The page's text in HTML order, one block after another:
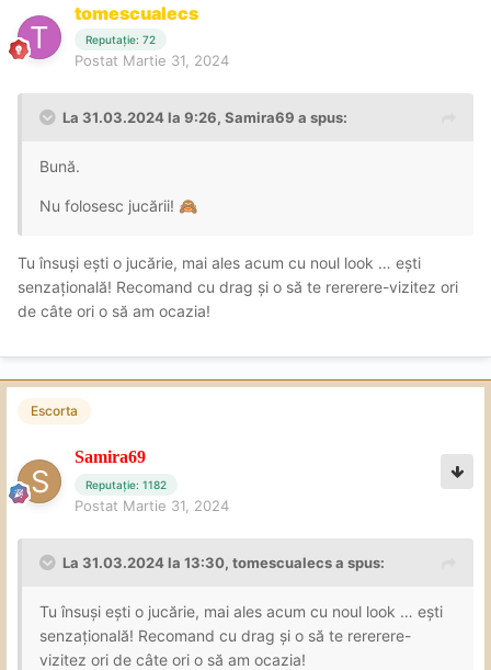
tomescualecs
Reputație: 72
Postat Martie 31, 2024
La 31.03.2024 la 9:26, Samira69 a spus:
Bună.
Nu folosesc jucării! 🙈
Tu însuși ești o jucărie, mai ales acum cu noul look … ești
senzațională! Recomand cu drag și o să te rererere-vizitez ori
de câte ori o să am ocazia!
Escorta
Samira69
Reputație: 1182
Postat Martie 31, 2024
La 31.03.2024 la 13:30, tomescualecsa spus:
Tu însuși ești o jucărie, mai ales acum cu noul look … ești
senzațională! Recomand cu drag și o să te rererere-
vizitez ori de câte ori o să am ocazia!